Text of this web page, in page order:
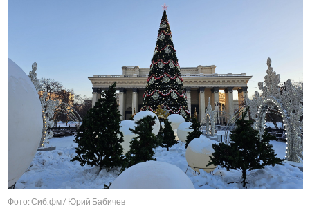
Фото: Сиб.фм / Юрий Бабичев